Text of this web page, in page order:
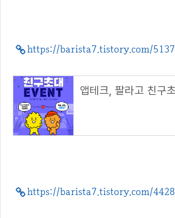
https://barista7.tistory.com/5137
https://barista7.tistory.com/4428